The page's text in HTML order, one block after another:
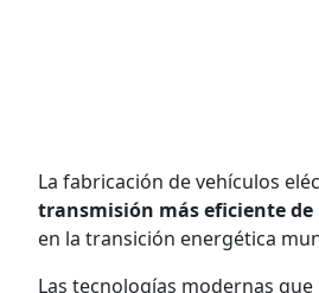
La fabricación de vehículos
transmisión más eficiente de
en la transición energética
Las tecnologías modernas